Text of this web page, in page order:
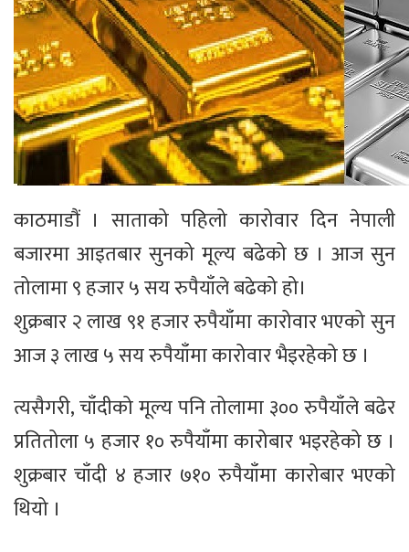
काठमाडौं । साताको पहिलो कारोवार दिन नेपाली
बजारमा आइतबार सुनको मूल्य बढेको छ । आज सुन
तोलामा ९ हजार ५ सय रुपैयाँले बढेको हो।
शुक्रबार २ लाख ९१ हजार रुपैयाँमा कारोवार भएको सुन
आज ३ लाख ५ सय रुपैयाँमा कारोवार भैइरहेको छ ।
त्यसैगरी, चाँदीको मूल्य पनि तोलामा ३०० रुपैयाँले बढेर
प्रतितोला ५ हजार १० रुपैयाँमा कारोबार भइरहेको छ ।
शुक्रबार चाँदी ४ हजार ७१० रुपैयाँमा कारोबार भएको
थियो ।